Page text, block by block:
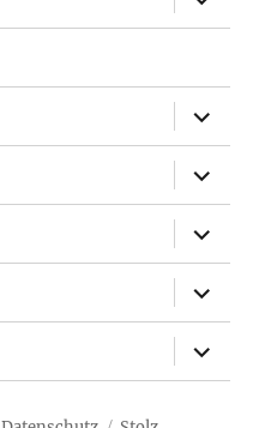
öffnen
öffnen
öffnen
öffnen
öffnen
öffnen